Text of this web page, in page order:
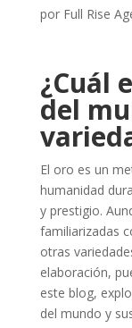
por Full Rise
¿Cuál
del
El oro es un
humanidad
y prestigio.
familiarizadas
otras
elaboración,
este blog,
del mundo y